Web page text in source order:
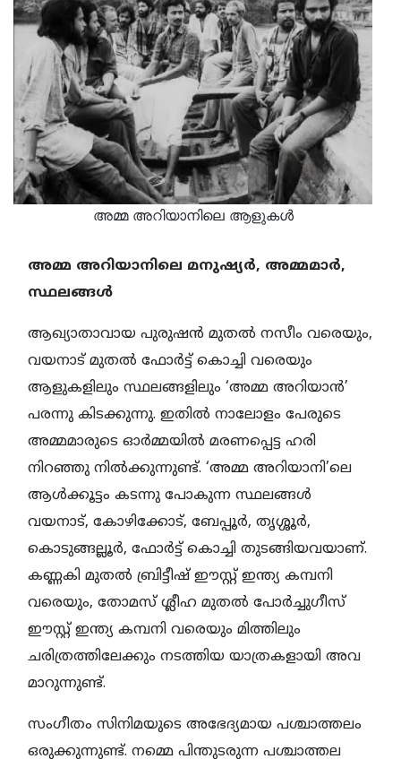
അമ്മ അറിയാനിലെ ആളുകള്‍
​അമ്മ അറിയാനിലെ മനുഷ്യർ, അമ്മമാർ,
സ്ഥലങ്ങൾ
ആഖ്യാതാവായ പുരുഷൻ മുതൽ നസീം വരെയും,
വയനാട് മുതൽ ഫോർട്ട് കൊച്ചി വരെയും
ആളുകളിലും സ്ഥലങ്ങളിലും ‘അമ്മ അറിയാൻ’
പരന്നു കിടക്കുന്നു. ഇതിൽ നാലോളം പേരുടെ
അമ്മമാരുടെ ഓർമ്മയിൽ മരണപ്പെട്ട ഹരി
നിറഞ്ഞു നിൽക്കുന്നുണ്ട്. ‘അമ്മ അറിയാനി’ലെ
ആൾക്കൂട്ടം കടന്നു പോകുന്ന സ്ഥലങ്ങൾ
വയനാട്, കോഴിക്കോട്, ബേപ്പൂർ, തൃശ്ശൂർ,
കൊടുങ്ങല്ലൂർ, ഫോർട്ട് കൊച്ചി തുടങ്ങിയവയാണ്.
കണ്ണകി മുതൽ ബ്രിട്ടീഷ് ഈസ്റ്റ് ഇന്ത്യ കമ്പനി
വരെയും, തോമസ് ശ്ലീഹ മുതൽ പോർച്ചുഗീസ്
ഈസ്റ്റ് ഇന്ത്യ കമ്പനി വരെയും മിത്തിലും
ചരിത്രത്തിലേക്കും നടത്തിയ യാത്രകളായി അവ
മാറുന്നുണ്ട്.
സംഗീതം സിനിമയുടെ അഭേദ്യമായ പശ്ചാത്തലം
ഒരുക്കുന്നുണ്ട്. നമ്മെ പിന്തുടരുന്ന പശ്ചാത്തല